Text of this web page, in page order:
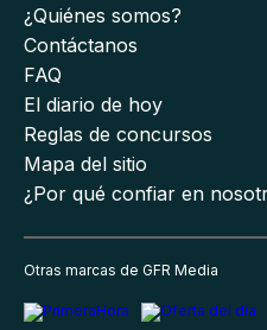
¿Quiénes somos?
Contáctanos
FAQ
El diario de hoy
Reglas de concursos
Mapa del sitio
¿Por qué confiar en
Otras marcas de GFR Media